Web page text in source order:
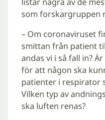
som forskargruppen
– Om coronaviruset
smittan från patient
andas vi i så fall in?
för att någon ska
patienter i respirator
Vilken typ av
ska luften renas?